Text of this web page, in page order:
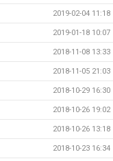
2019-02-04 11:18
2019-01-18 10:07
2018-11-08 13:33
2018-11-05 21:03
2018-10-29 16:30
2018-10-26 19:02
2018-10-26 13:18
2018-10-23 16:34